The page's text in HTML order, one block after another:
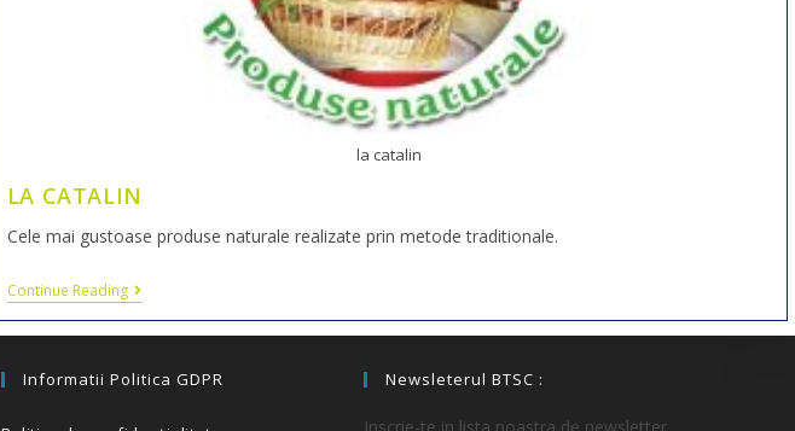
la catalin
LA CATALIN
Cele mai gustoase produse naturale realizate prin metode traditionale.
Continue Reading
Informatii Politica GDPR Newsleterul BTSC :